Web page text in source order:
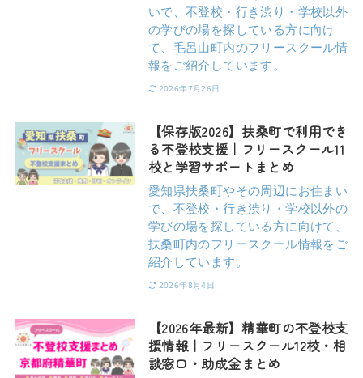
いで、不登校・行き渋り・学校以外
の学びの場を探している方に向け
て、毛呂山町内のフリースクール情
報をご紹介しています。
2026年7月26日
【保存版2026】扶桑町で利用でき
る不登校支援｜フリースクール11
校と学習サポートまとめ
愛知県扶桑町やその周辺にお住まい
で、不登校・行き渋り・学校以外の
学びの場を探している方に向けて、
扶桑町内のフリースクール情報をご
紹介しています。
2026年8月4日
【2026年最新】精華町の不登校支
援情報｜フリースクール12校・相
談窓口・助成金まとめ